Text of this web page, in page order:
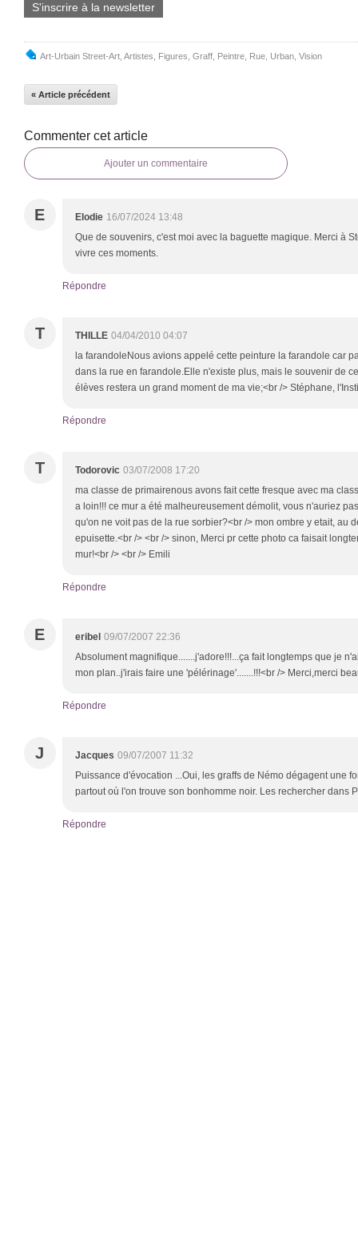
S'inscrire à la newsletter
Art-Urbain Street-Art Artistes Figures Graff Peintre Rue Urban Vision
« Article précédent
Commenter cet article
Ajouter un commentaire
E Elodie 16/07/2024 13:48
Que de souvenirs, c'est moi avec la baguette magique. Merci à
vivre ces moments.
Répondre
T THILLE 04/04/2010 04:07
la farandoleNous avions appelé cette peinture la farandole car
dans la rue en farandole.Elle n'existe plus, mais le souvenir de
élèves restera un grand moment de ma vie;<br /> Stéphane,
Répondre
T Todorovic 03/07/2008 17:20
ma classe de primairenous avons fait cette fresque avec ma
a loin!!! ce mur a été malheureusement démolit, vous n'auriez
qu'on ne voit pas de la rue sorbier?<br /> mon ombre y etait, au
epuisette.<br /> <br /> sinon, Merci pr cette photo ca faisait
mur!<br /> <br /> Emili
Répondre
E eribel 09/07/2007 22:36
Absolument magnifique.......j'adore!!!...ça fait longtemps que je
mon plan..j'irais faire une 'pélérinage'.......!!!<br /> Merci,merci
Répondre
J Jacques 09/07/2007 11:32
Puissance d'évocation ...Oui, les graffs de Némo dégagent une
partout où l'on trouve son bonhomme noir. Les rechercher dans
Répondre